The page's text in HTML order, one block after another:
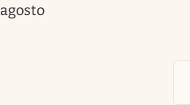
agosto